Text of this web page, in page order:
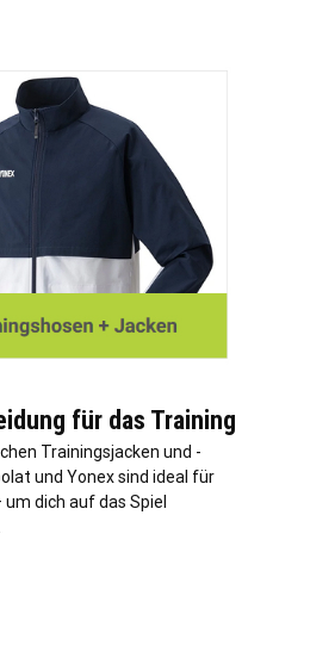
für das Training
Trainingsjacken und -
und Yonex sind ideal für
dich auf das Spiel